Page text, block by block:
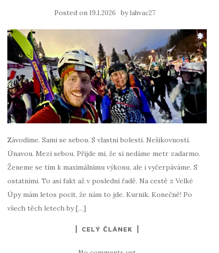
Posted on 19.1.2026 bylahvac27
Závodíme. Sami se sebou. S vlastní bolestí. Nešikovností.
Únavou. Mezi sebou. Přijde mi, že si nedáme metr zadarmo.
Ženeme se tím k maximálnímu výkonu, ale i vyčerpáváme. S
ostatními. To asi fakt až v poslední řadě. Na cestě z Velké
Úpy mám letos pocit, že nám to jde. Kurnik. Konečně! Po
všech těch letech by […]
CELÝ ČLÁNEK